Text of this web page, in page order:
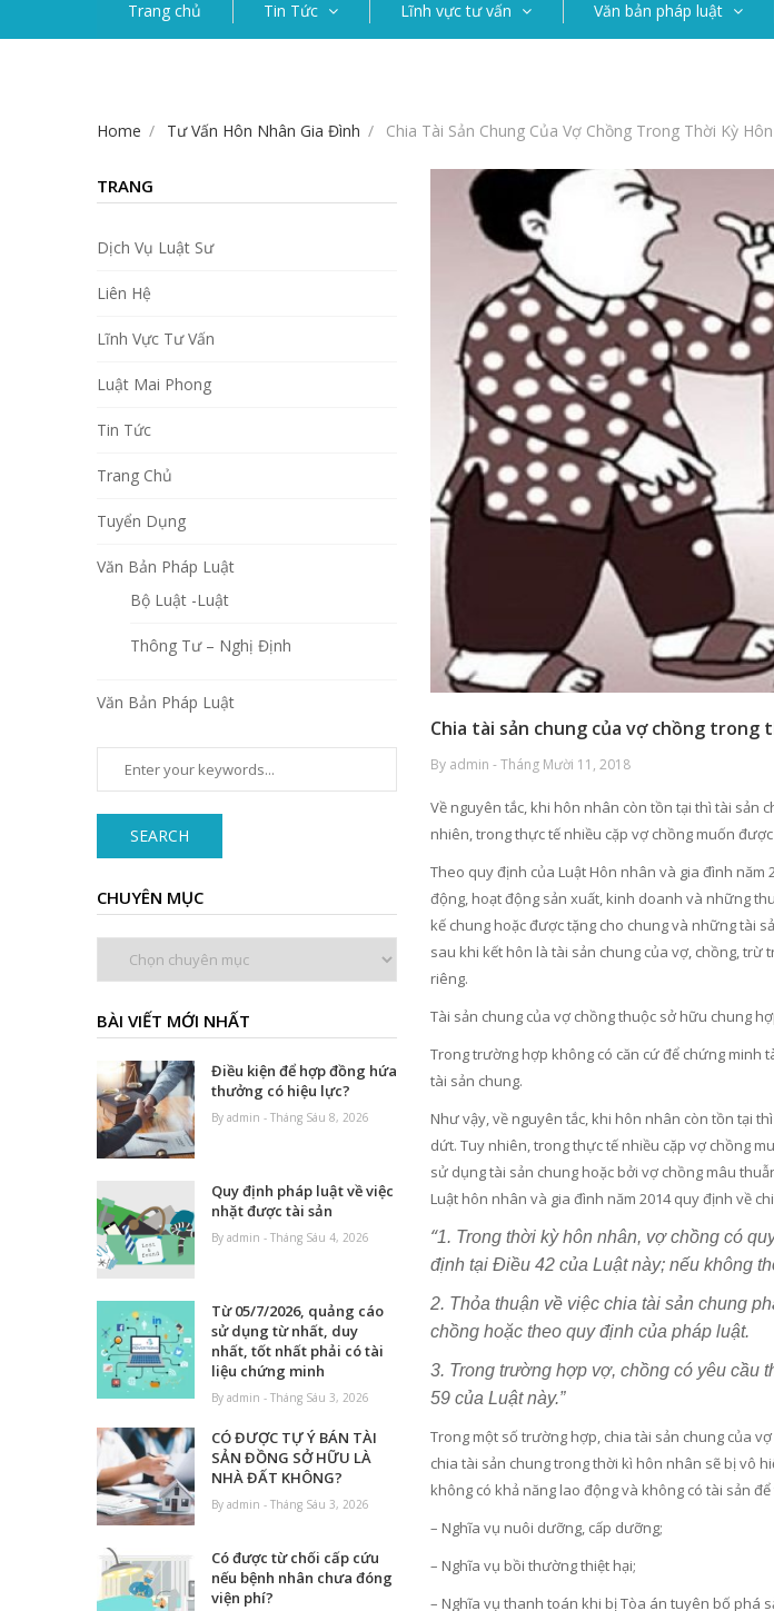
Trang chủ Tin Tức Lĩnh vực tư vấn Văn bản pháp luật
Home Tư Vấn Hôn Nhân Gia Đình Chia Tài Sản Chung Của Vợ Chồng Trong Thời Kỳ
Chia tài sản chung của vợ chồng trong
By admin - Tháng Mười 11, 2018
Về nguyên tắc, khi hôn nhân còn tồn tại thì tài sản
nhiên, trong thực tế nhiều cặp vợ chồng muốn
Theo quy định của Luật Hôn nhân và gia đình
động, hoạt động sản xuất, kinh doanh và những
kế chung hoặc được tặng cho chung và những tài
sau khi kết hôn là tài sản chung của vợ, chồng,
riêng.
Tài sản chung của vợ chồng thuộc sở hữu chung
Trong trường hợp không có căn cứ để chứng minh
tài sản chung.
Như vậy, về nguyên tắc, khi hôn nhân còn tồn tại
dứt. Tuy nhiên, trong thực tế nhiều cặp vợ chồng
sử dụng tài sản chung hoặc bởi vợ chồng mâu
Luật hôn nhân và gia đình năm 2014 quy định về
“1. Trong thời kỳ hôn nhân, vợ chồng có
định tại Điều 42 của Luật này; nếu không
2. Thỏa thuận về việc chia tài sản chung
chồng hoặc theo quy định của pháp luật.
3. Trong trường hợp vợ, chồng có yêu cầu
59 của Luật này.”
Trong một số trường hợp, chia tài sản chung của
chia tài sản chung trong thời kì hôn nhân sẽ bị vô
không có khả năng lao động và không có tài sản
– Nghĩa vụ nuôi dưỡng, cấp dưỡng;
– Nghĩa vụ bồi thường thiệt hại;
– Nghĩa vụ thanh toán khi bị Tòa án tuyên bố phá
TRANG
Dịch Vụ Luật Sư
Liên Hệ
Lĩnh Vực Tư Vấn
Luật Mai Phong
Tin Tức
Trang Chủ
Tuyển Dụng
Văn Bản Pháp Luật
Bộ Luật -Luật
Thông Tư – Nghị Định
Văn Bản Pháp Luật
SEARCH
CHUYÊN MỤC
BÀI VIẾT MỚI NHẤT
Điều kiện để hợp đồng hứa
thưởng có hiệu lực?
By admin - Tháng Sáu 8, 2026
Quy định pháp luật về việc
nhặt được tài sản
By admin - Tháng Sáu 4, 2026
Từ 05/7/2026, quảng cáo
sử dụng từ nhất, duy
nhất, tốt nhất phải có tài
liệu chứng minh
By admin - Tháng Sáu 3, 2026
CÓ ĐƯỢC TỰ Ý BÁN TÀI
SẢN ĐỒNG SỞ HỮU LÀ
NHÀ ĐẤT KHÔNG?
By admin - Tháng Sáu 3, 2026
Có được từ chối cấp cứu
nếu bệnh nhân chưa đóng
viện phí?